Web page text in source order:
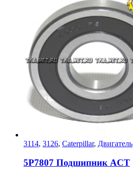
3114, 3126, Caterpillar, Двигатель
5P7807 Подшипник ACT